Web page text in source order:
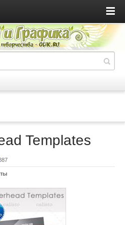
Templates